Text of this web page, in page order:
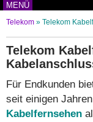
MENÜ
Telekom » Telekom
Telekom
Für Endkunden
seit einigen
Kabelfernsehen